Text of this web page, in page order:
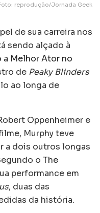
reprodução/Jornada Geek
de sua carreira nos
sendo alçado à
Melhor Ator no
de Peaky Blinders
ao longa de
Oppenheimer e
Murphy teve
a dois outros longas
o The
performance em
, duas das
da história.